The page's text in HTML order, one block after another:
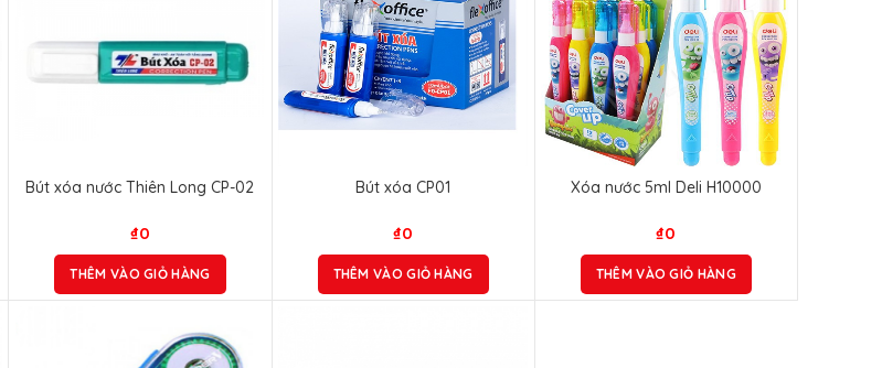
Bút xóa nước Thiên Long CP-02
₫0
THÊM VÀO GIỎ HÀNG
Bút xóa CP01
₫0
THÊM VÀO GIỎ HÀNG
Xóa nước 5ml Deli H10000
₫0
THÊM VÀO GIỎ HÀNG